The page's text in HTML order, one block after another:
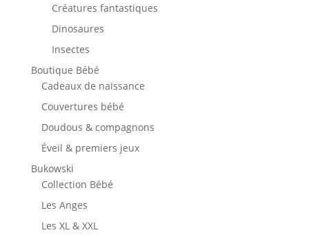
Créatures fantastiques
Dinosaures
Insectes
Boutique Bébé
Cadeaux de naissance
Couvertures bébé
Doudous & compagnons
Éveil & premiers jeux
Bukowski
Collection Bébé
Les Anges
Les XL & XXL